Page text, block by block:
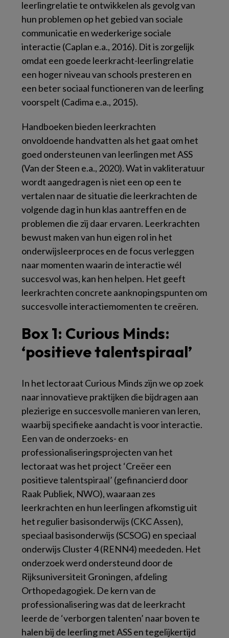
leerlingrelatie te ontwikkelen als gevolg van
hun problemen op het gebied van sociale
communicatie en wederkerige sociale
interactie (Caplan e.a., 2016). Dit is zorgelijk
omdat een goede leerkracht-leerlingrelatie
een hoger niveau van schools presteren en
een beter sociaal functioneren van de leerling
voorspelt (Cadima e.a., 2015).
Handboeken bieden leerkrachten
onvoldoende handvatten als het gaat om het
goed ondersteunen van leerlingen met ASS
(Van der Steen e.a., 2020). Wat in vakliteratuur
wordt aangedragen is niet een op een te
vertalen naar de situatie die leerkrachten de
volgende dag in hun klas aantreffen en de
problemen die zij daar ervaren. Leerkrachten
bewust maken van hun eigen rol in het
onderwijsleerproces en de focus verleggen
naar momenten waarin de interactie wél
succesvol was, kan hen helpen. Het geeft
leerkrachten concrete aanknopingspunten om
succesvolle interactiemomenten te creëren.
Box 1: Curious Minds:
‘positieve talentspiraal’
In het lectoraat Curious Minds zijn we op zoek
naar innovatieve praktijken die bijdragen aan
plezierige en succesvolle manieren van leren,
waarbij specifieke aandacht is voor interactie.
Een van de onderzoeks- en
professionaliseringsprojecten van het
lectoraat was het project ‘Creëer een
positieve talentspiraal’ (gefinancierd door
Raak Publiek, NWO), waaraan zes
leerkrachten en hun leerlingen afkomstig uit
het regulier basisonderwijs (CKC Assen),
speciaal basisonderwijs (SCSOG) en speciaal
onderwijs Cluster 4 (RENN4) meededen. Het
onderzoek werd ondersteund door de
Rijksuniversiteit Groningen, afdeling
Orthopedagogiek. De kern van de
professionalisering was dat de leerkracht
leerde de ‘verborgen talenten’ naar boven te
halen bij de leerling met ASS en tegelijkertijd